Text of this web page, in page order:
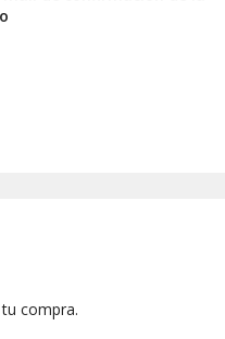
lechuga y tomate y
hace algún tiempo
allí encontrarás música,
compra.